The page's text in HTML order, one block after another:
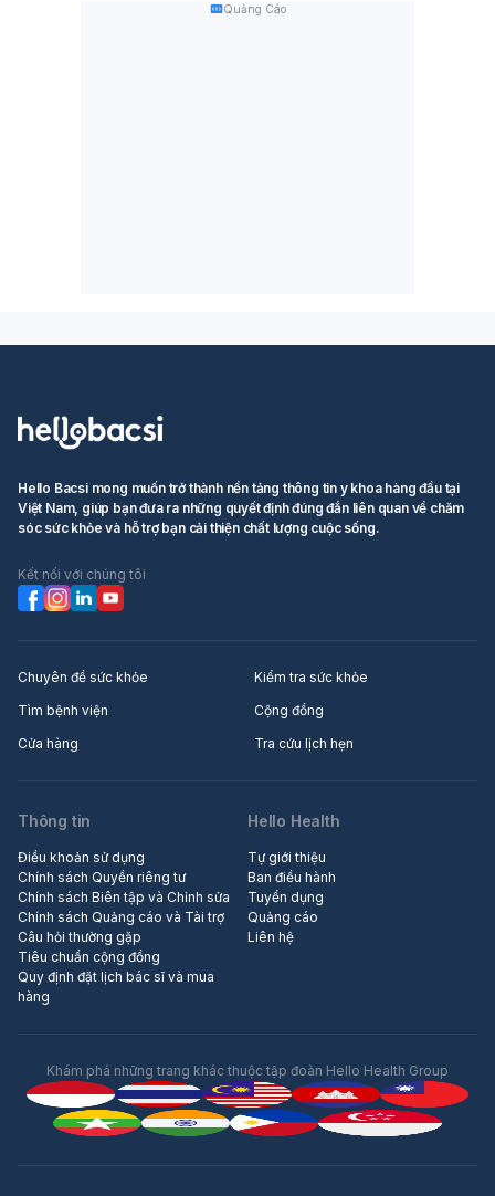
Quảng Cáo
Hello Bacsi mong muốn trở thành nền tảng thông tin y khoa hàng đầu tại
Việt Nam, giúp bạn đưa ra những quyết định đúng đắn liên quan về chăm
sóc sức khỏe và hỗ trợ bạn cải thiện chất lượng cuộc sống.
Kết nối với chúng tôi
Chuyên đề sức khỏe
Kiểm tra sức khỏe
Tìm bệnh viện
Cộng đồng
Cửa hàng
Tra cứu lịch hẹn
Thông tin
Điều khoản sử dụng
Chính sách Quyền riêng tư
Chính sách Biên tập và Chỉnh sửa
Chính sách Quảng cáo và Tài trợ
Câu hỏi thường gặp
Tiêu chuẩn cộng đồng
Quy định đặt lịch bác sĩ và mua
hàng
Hello Health
Tự giới thiệu
Ban điều hành
Tuyển dụng
Quảng cáo
Liên hệ
Khám phá những trang khác thuộc tập đoàn Hello Health Group